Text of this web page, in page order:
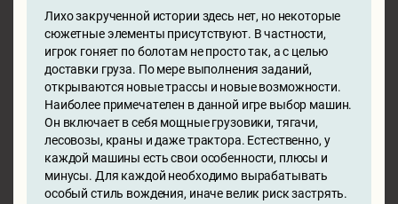
Лихо закрученной истории здесь нет, но некоторые
сюжетные элементы присутствуют. В частности,
игрок гоняет по болотам не просто так, а с целью
доставки груза. По мере выполнения заданий,
открываются новые трассы и новые возможности.
Наиболее примечателен в данной игре выбор машин.
Он включает в себя мощные грузовики, тягачи,
лесовозы, краны и даже трактора. Естественно, у
каждой машины есть свои особенности, плюсы и
минусы. Для каждой необходимо вырабатывать
особый стиль вождения, иначе велик риск застрять.